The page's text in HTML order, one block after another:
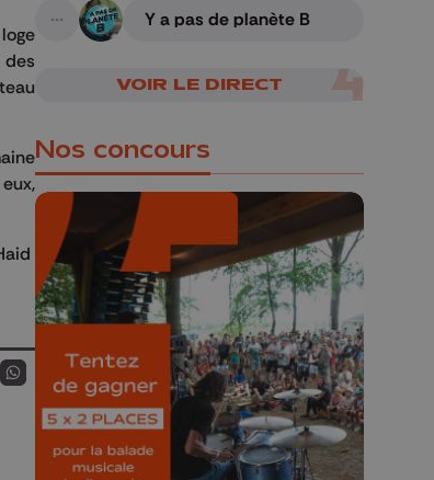
sur FaceBook
sur LinkedIn
Partagez sur Whatsapp
A suivre
Y a pas de planète B
VOIR LE DIRECT
Nos concours
🎁 Gagnez 5x2
places pour le
Bucolique Ferrières
Festival 🌿🎶
Concours valable jusqu'au 9 août,
23h59.